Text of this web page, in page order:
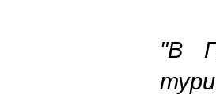
"В